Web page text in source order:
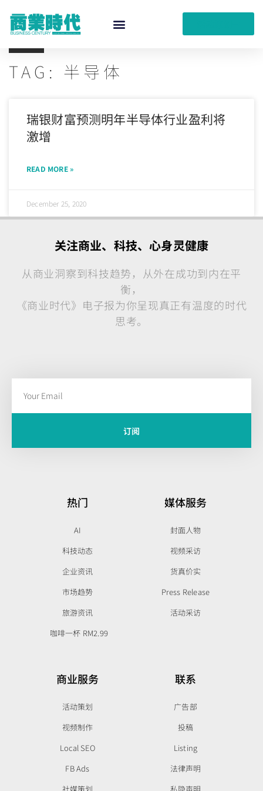
TAG: 半导体
瑞银财富预测明年半导体行业盈利将
激增
READ MORE »
December 25, 2020
关注商业、科技、心身灵健康
从商业洞察到科技趋势，从外在成功到内在平
衡，
《商业时代》电子报为你呈现真正有温度的时代
思考。
订阅
热门
AI
科技动态
企业资讯
市场趋势
旅游资讯
咖啡一杯 RM2.99
媒体服务
封面人物
视频采访
货真价实
Press Release
活动采访
商业服务
活动策划
视频制作
Local SEO
FB Ads
联系
广告部
投稿
Listing
法律声明